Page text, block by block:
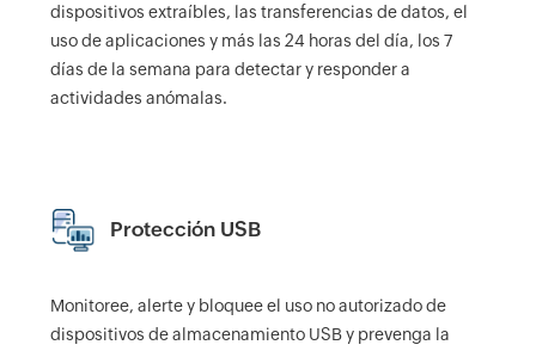
dispositivos extraíbles, las transferencias de datos, el
uso de aplicaciones y más las 24 horas del día, los 7
días de la semana para detectar y responder a
actividades anómalas.
Protección USB
Monitoree, alerte y bloquee el uso no autorizado de
dispositivos de almacenamiento USB y prevenga la